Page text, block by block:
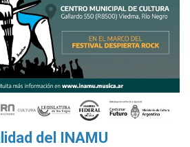
del INAMU